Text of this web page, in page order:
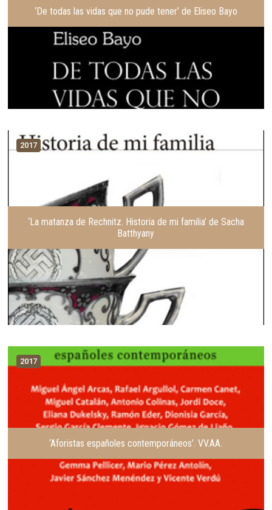
‘De todas las vidas que no pude tener’ de Eliseo Bayo
2017
‘La matanza de Rechnitz. Historia de mi familia’ de Sacha
Batthyany
2017
‘Aforistas españoles contemporáneos’. VV.AA.